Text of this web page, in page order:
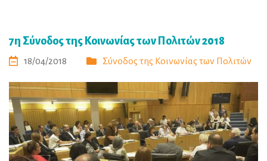
7η Σύνοδος της Κοινωνίας των Πολιτών 2018
18/04/2018 Σύνοδος της Κοινωνίας των Πολιτών